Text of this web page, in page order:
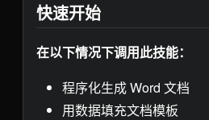
快速开始
在以下情况下调用此技能：
程序化生成 Word 文档
用数据填充文档模板